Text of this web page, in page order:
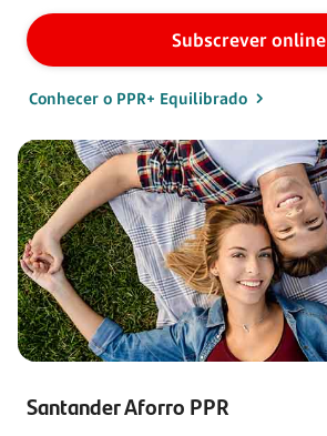
Subscrever online
Conhecer o PPR+ Equilibrado
Santander Aforro PPR